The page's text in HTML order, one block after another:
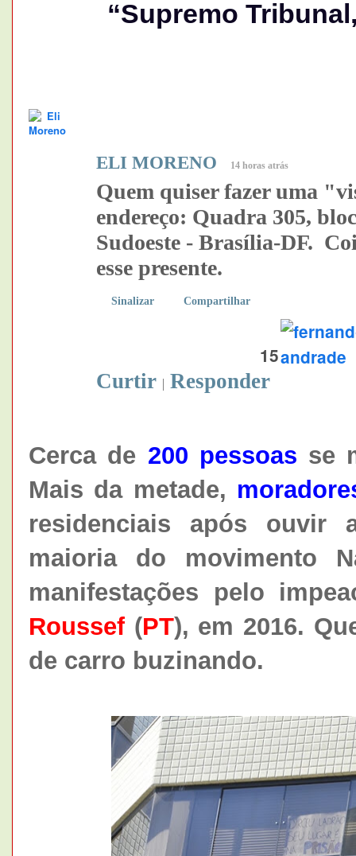
“Supremo
ELI MORENO 14 horas atrás
Quem quiser fazer uma
endereço: Quadra 305,
Sudoeste - Brasília-DF.
esse presente.
Sinalizar Compartilhar
15
Curtir Responder
Cerca de 200 pessoas se
Mais da metade,
residenciais após ouvir
maioria do movimento
manifestações pelo
Roussef (PT), em 2016.
de carro buzinando.